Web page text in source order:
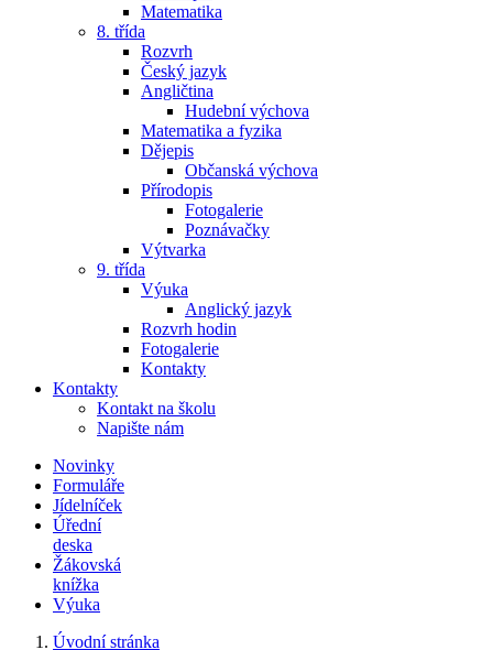
Matematika
8. třída
Rozvrh
Český jazyk
Angličtina
Hudební výchova
Matematika a fyzika
Dějepis
Občanská výchova
Přírodopis
Fotogalerie
Poznávačky
Výtvarka
9. třída
Výuka
Anglický jazyk
Rozvrh hodin
Fotogalerie
Kontakty
Kontakty
Kontakt na školu
Napište nám
Novinky
Formuláře
Jídelníček
Úřední
deska
Žákovská
knížka
Výuka
Úvodní stránka